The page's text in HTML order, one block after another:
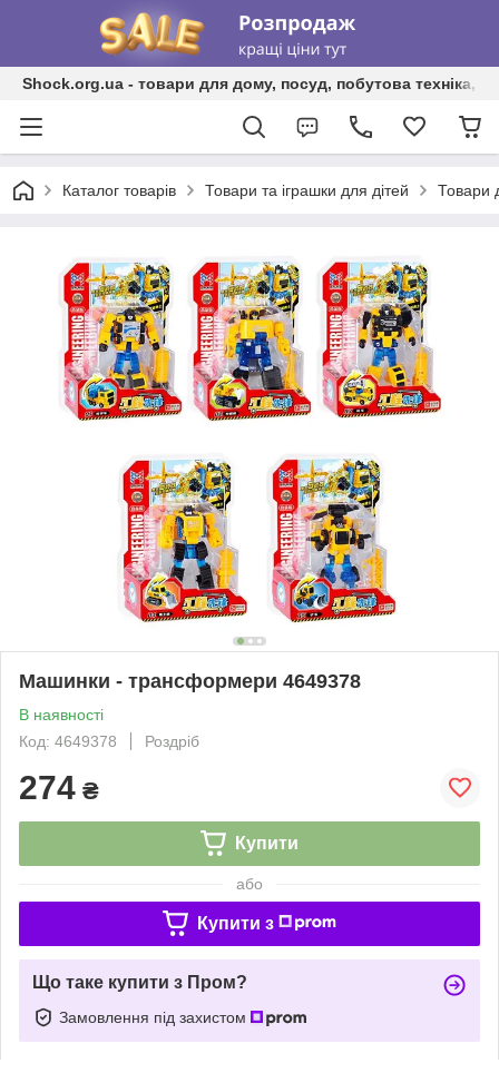
Shock.org.ua - товари для дому, посуд, побутова техніка,
Каталог товарів Товари та іграшки для дітей Товари
Машинки - трансформери 4649378
В наявності
Код: 4649378
Роздріб
274 ₴
Купити
або
Купити з
Що таке купити з Пром?
Замовлення під захистом